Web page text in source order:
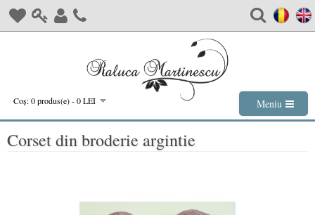
Coş: 0 produs(e) - 0 LEI Meniu
Corset din broderie argintie